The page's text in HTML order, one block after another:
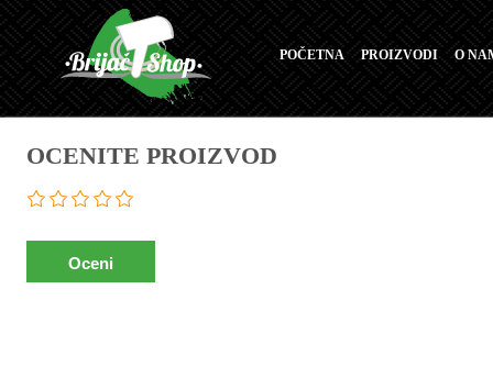
POČETNA PROIZVODI O
OCENITE PROIZVOD